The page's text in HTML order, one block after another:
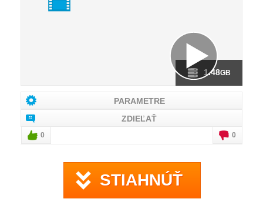
1.48GB
PARAMETRE
ZDIEĽAŤ
0 0
STIAHNÚŤ